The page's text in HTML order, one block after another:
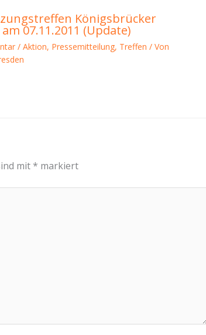
Königsbrücker
07.11.2011 (Update)
/ Aktion, Pressemitteilung, Treffen / Von
mit * markiert